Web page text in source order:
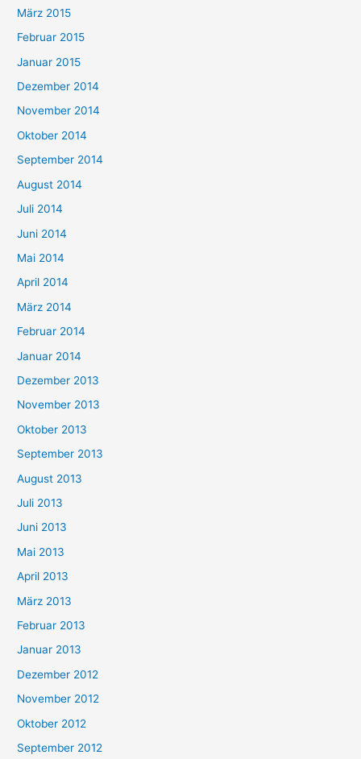
März 2015
Februar 2015
Januar 2015
Dezember 2014
November 2014
Oktober 2014
September 2014
August 2014
Juli 2014
Juni 2014
Mai 2014
April 2014
März 2014
Februar 2014
Januar 2014
Dezember 2013
November 2013
Oktober 2013
September 2013
August 2013
Juli 2013
Juni 2013
Mai 2013
April 2013
März 2013
Februar 2013
Januar 2013
Dezember 2012
November 2012
Oktober 2012
September 2012